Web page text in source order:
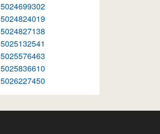
5024699302
5024824019
5024827138
5025132541
5025576463
5025836610
5026227450